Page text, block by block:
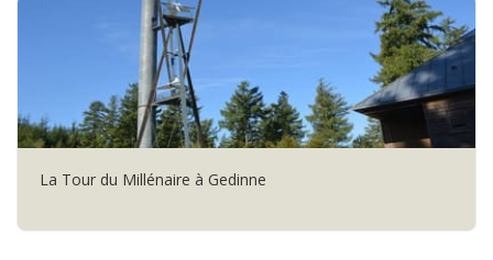
La Tour du Millénaire à Gedinne